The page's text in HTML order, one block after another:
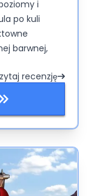
i
po kuli
barwnej,
recenzję